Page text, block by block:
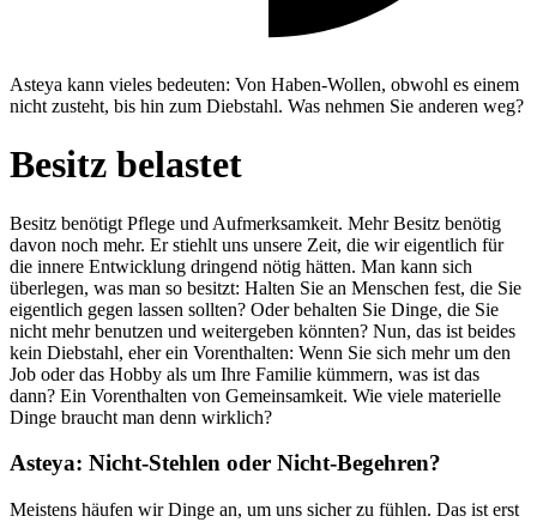
Asteya kann vieles bedeuten: Von Haben-Wollen, obwohl es einem
nicht zusteht, bis hin zum Diebstahl. Was nehmen Sie anderen weg?
Besitz belastet
Besitz benötigt Pflege und Aufmerksamkeit. Mehr Besitz benötig
davon noch mehr. Er stiehlt uns unsere Zeit, die wir eigentlich für
die innere Entwicklung dringend nötig hätten. Man kann sich
überlegen, was man so besitzt: Halten Sie an Menschen fest, die Sie
eigentlich gegen lassen sollten? Oder behalten Sie Dinge, die Sie
nicht mehr benutzen und weitergeben könnten? Nun, das ist beides
kein Diebstahl, eher ein Vorenthalten: Wenn Sie sich mehr um den
Job oder das Hobby als um Ihre Familie kümmern, was ist das
dann? Ein Vorenthalten von Gemeinsamkeit. Wie viele materielle
Dinge braucht man denn wirklich?
Asteya: Nicht-Stehlen oder Nicht-Begehren?
Meistens häufen wir Dinge an, um uns sicher zu fühlen. Das ist erst